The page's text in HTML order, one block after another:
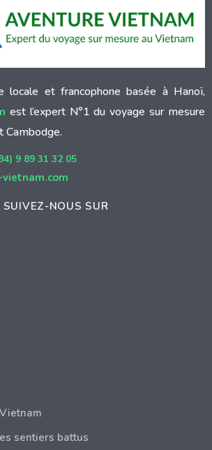
locale et francophone basée à Hanoï,
est l’expert N°1 du voyage sur mesure
Cambodge.
9 89 31 32 05
SUIVEZ-NOUS SUR
sentiers battus